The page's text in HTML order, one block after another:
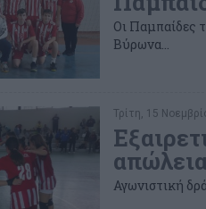
Οι Παμπαίδες
Βύρωνα...
Τρίτη, 15
Αγωνιστική